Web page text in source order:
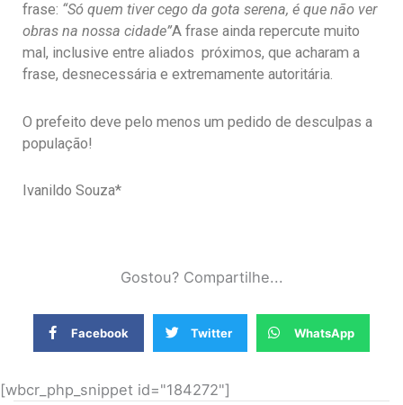
frase: “Só quem tiver cego da gota serena, é que não ver
obras na nossa cidade”A frase ainda repercute muito
mal, inclusive entre aliados próximos, que acharam a
frase, desnecessária e extremamente autoritária.
O prefeito deve pelo menos um pedido de desculpas a
população!
Ivanildo Souza*
Gostou? Compartilhe...
Facebook Twitter WhatsApp
[wbcr_php_snippet id="184272"]